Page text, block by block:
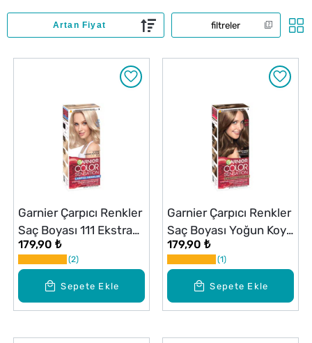
filtreler
Sepete Ekle
Garnier Çarpıcı Renkler
Saç Boyası 111 Ekstra
Açık Gümüş Sarısı
179,90 ₺
2
Sepete Ekle
Garnier Çarpıcı Renkler
Saç Boyası Yoğun Koyu
Kumral No: 6,0
179,90 ₺
1